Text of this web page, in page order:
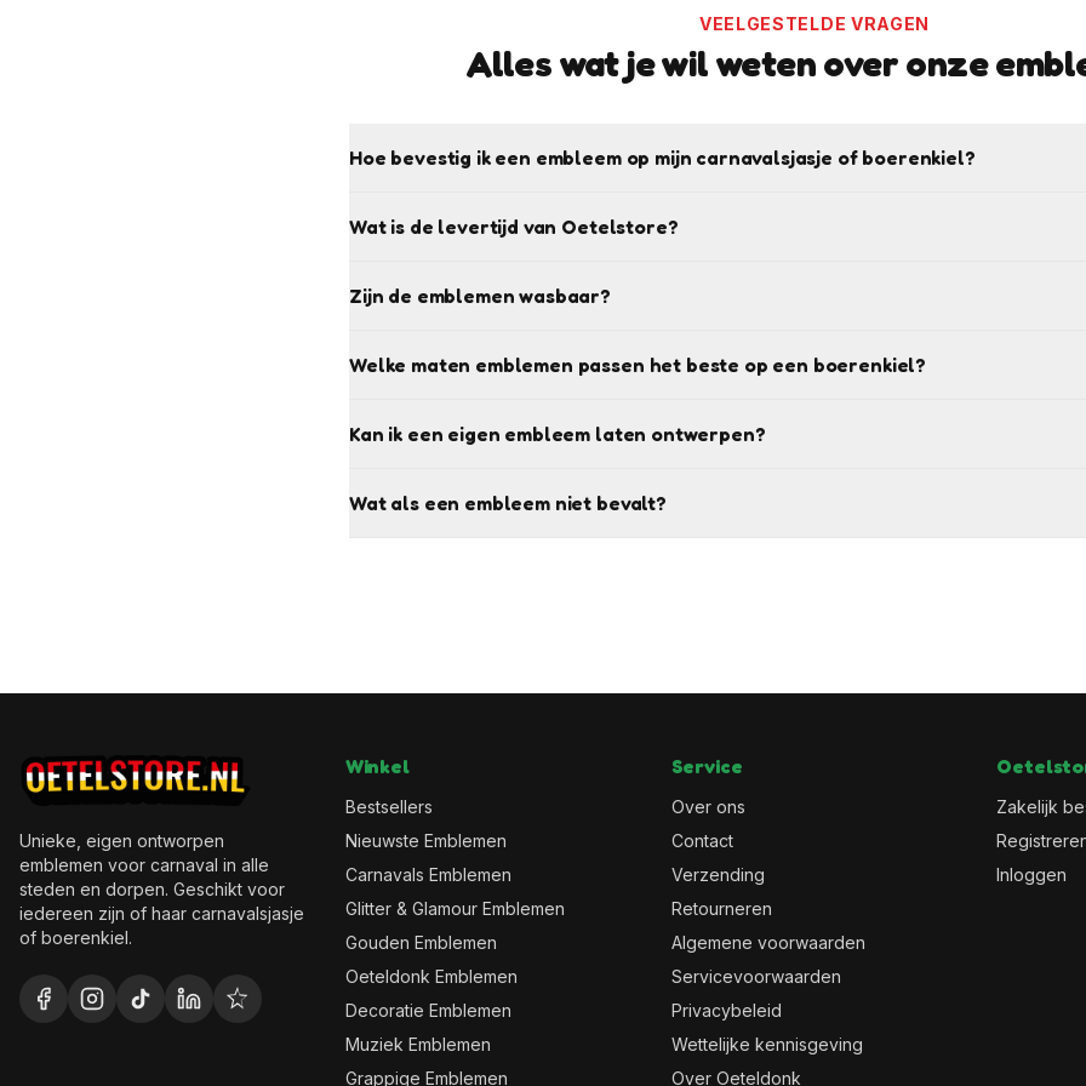
VEELGESTELDE VRAGEN
Alles wat je wil weten over onze
Hoe bevestig ik een embleem op mijn carnavalsjasje of boerenkiel?
Wat is de levertijd van Oetelstore?
Zijn de emblemen wasbaar?
Welke maten emblemen passen het beste op een boerenkiel?
Kan ik een eigen embleem laten ontwerpen?
Wat als een embleem niet bevalt?
Unieke, eigen ontworpen
emblemen voor carnaval in alle
steden en dorpen. Geschikt voor
iedereen zijn of haar carnavalsjasje
of boerenkiel.
Winkel
Bestsellers
Nieuwste Emblemen
Carnavals Emblemen
Glitter & Glamour Emblemen
Gouden Emblemen
Oeteldonk Emblemen
Decoratie Emblemen
Muziek Emblemen
Grappige Emblemen
Service
Over ons
Contact
Verzending
Retourneren
Algemene voorwaarden
Servicevoorwaarden
Privacybeleid
Wettelijke kennisgeving
Over Oeteldonk
Zakelijk
Inloggen